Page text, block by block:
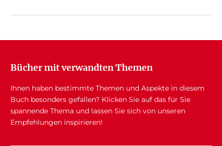
Bücher mit verwandten Themen
Ihnen haben bestimmte Themen und Aspekte in diesem
Buch besonders gefallen? Klicken Sie auf das für Sie
spannende Thema und lassen Sie sich von unseren
Empfehlungen inspirieren!